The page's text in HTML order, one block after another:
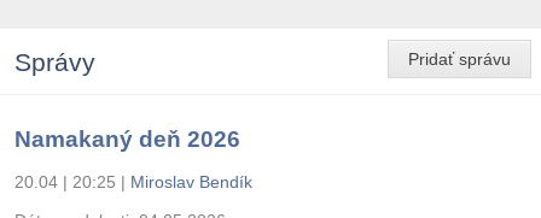
Pridať správu
Správy
Namakaný deň 2026
20.04 | 20:25 | Miroslav Bendík